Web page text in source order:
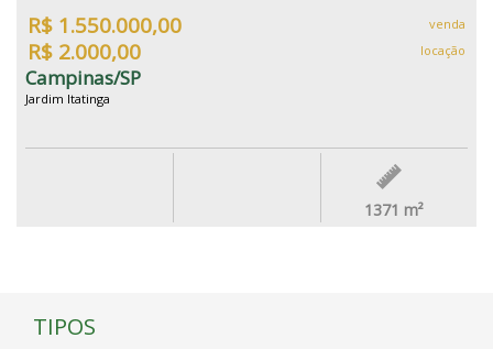
R$ 1.550.000,00 venda
R$ 2.000,00 locação
Campinas/SP
Jardim Itatinga
1371 m²
TIPOS